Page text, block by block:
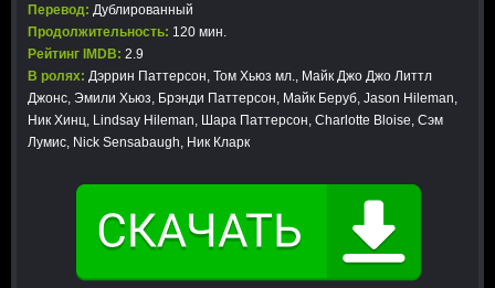
Перевод: Дублированный
Продолжительность: 120 мин.
Рейтинг IMDB: 2.9
В ролях: Дэррин Паттерсон, Том Хьюз мл., Майк Джо Джо Литтл
Джонс, Эмили Хьюз, Брэнди Паттерсон, Майк Беруб, Jason Hileman,
Ник Хинц, Lindsay Hileman, Шара Паттерсон, Charlotte Bloise, Сэм
Лумис, Nick Sensabaugh, Ник Кларк